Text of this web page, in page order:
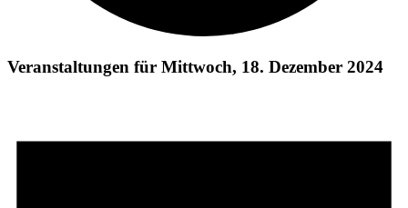
Veranstaltungen für Mittwoch, 18. Dezember 2024